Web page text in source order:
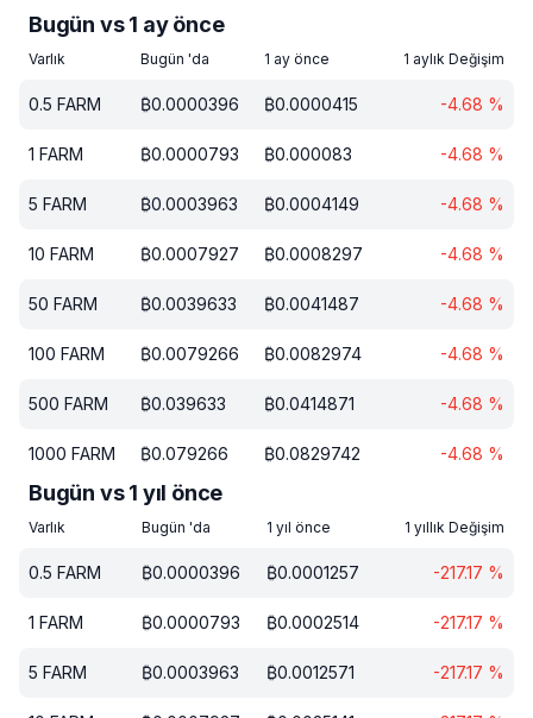
Bugün vs 1 ay önce
Varlık Bugün 'da 1 ay önce 1 aylık Değişim
0.5 FARM ₿0.0000396 ₿0.0000415 -4.68 %
1 FARM ₿0.0000793 ₿0.000083 -4.68 %
5 FARM ₿0.0003963 ₿0.0004149 -4.68 %
10 FARM ₿0.0007927 ₿0.0008297 -4.68 %
50 FARM ₿0.0039633 ₿0.0041487 -4.68 %
100 FARM ₿0.0079266 ₿0.0082974 -4.68 %
500 FARM ₿0.039633 ₿0.0414871 -4.68 %
1000 FARM ₿0.079266 ₿0.0829742 -4.68 %
Bugün vs 1 yıl önce
Varlık Bugün 'da 1 yıl önce 1 yıllık Değişim
0.5 FARM ₿0.0000396 ₿0.0001257 -217.17 %
1 FARM ₿0.0000793 ₿0.0002514 -217.17 %
5 FARM ₿0.0003963 ₿0.0012571 -217.17 %